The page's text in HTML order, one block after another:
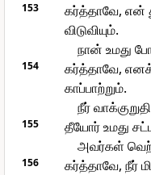
153
கர்த்தாவே,
விடுவியும்.
நான் உமது
154
கர்த்தாவே,
காப்பாற்றும்.
நீர்
155
தீயோர் உமது
அவர்கள்
156
கர்த்தாவே, நீர்